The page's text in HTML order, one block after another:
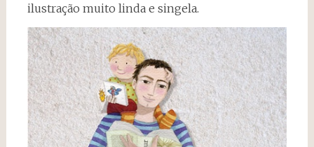
ilustração muito linda e singela.